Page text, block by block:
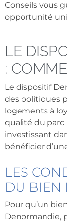
Conseils vous
opportunité
LE
:
Le dispositif
des politiques
logements à
qualité du parc
investissant
bénéficier
LES
DU BIEN
Pour qu’un
Denormandie,